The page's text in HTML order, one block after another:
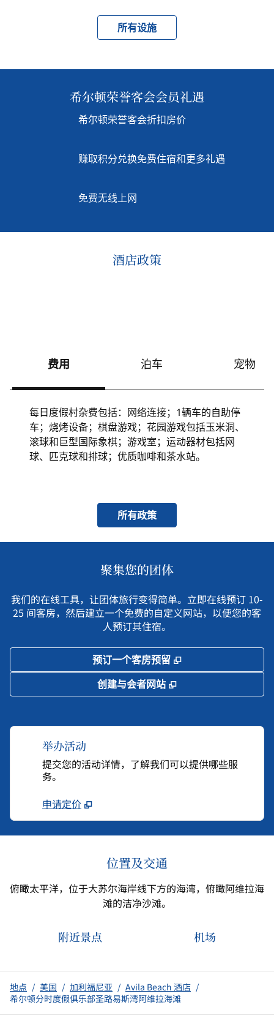
所有设施
希尔顿荣誉客会会员礼遇
希尔顿荣誉客会折扣房价
赚取积分兑换免费住宿和更多礼遇
免费无线上网
酒店政策
费用 泊车 宠物
每日度假村杂费包括：网络连接；1辆车的自助停
车；烧烤设备；棋盘游戏；花园游戏包括玉米洞、
滚球和巨型国际象棋；游戏室；运动器材包括网
球、匹克球和排球；优质咖啡和茶水站。
所有政策
聚集您的团体
我们的在线工具，让团体旅行变得简单。立即在线预订 10-
25 间客房，然后建立一个免费的自定义网站，以便您的客
人预订其住宿。
预订一个客房预留 ,
创建与会者网站
,
举办活动
提交您的活动详情，了解我们可以提供哪些服
务。
申请定价
位置及交通
俯瞰太平洋，位于大苏尔海岸线下方的海湾，俯瞰阿维拉海
滩的洁净沙滩。
附近景点 机场
地点 / 美国 / 加利福尼亚 / Avila Beach 酒店 /
希尔顿分时度假俱乐部圣路易斯湾阿维拉海滩